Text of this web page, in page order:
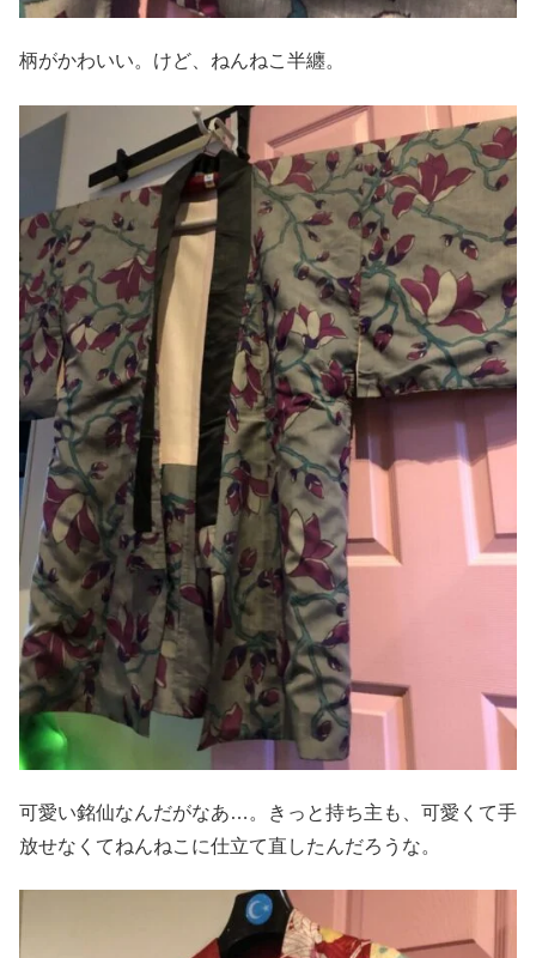
柄がかわいい。けど、ねんねこ半纏。
可愛い銘仙なんだがなあ…。きっと持ち主も、可愛くて手
放せなくてねんねこに仕立て直したんだろうな。